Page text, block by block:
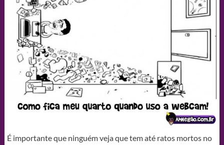
É importante que ninguém veja que tem até ratos mortos no